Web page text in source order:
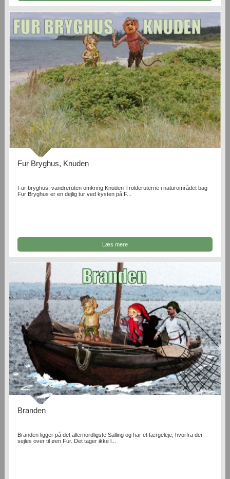
Fur Bryghus, Knuden
Fur bryghus, vandreruten omkring Knuden Trolderuterne i naturområdet bag
Fur Bryghus er en dejlig tur ved kysten på F...
Læs mere
Branden
Branden ligger på det allernordligste Salling og har et færgeleje, hvorfra der
sejles over til øen Fur. Det tager ikke l...